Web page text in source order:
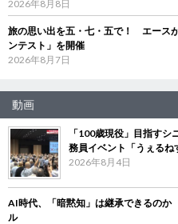
2026年8月8日
旅の思い出を五・七・五で！ エース
ンテスト」を開催
2026年8月7日
動画
「100歳現役」目指す
務員イベント「うぇるね
2026年8月4日
AI時代、「暗黙知」は継承できるの
ル